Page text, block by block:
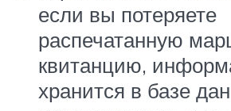
если вы потеряете
распечатанную
квитанцию,
хранится в базе